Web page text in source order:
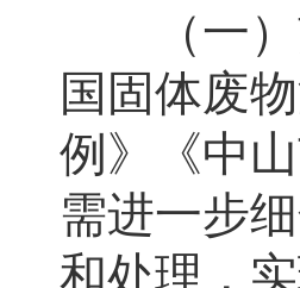
（一）
国固体废
例》《中
需进一步
和处理，